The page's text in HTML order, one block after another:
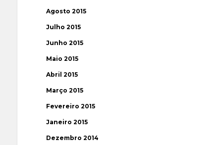
Agosto 2015
Julho 2015
Junho 2015
Maio 2015
Abril 2015
Março 2015
Fevereiro 2015
Janeiro 2015
Dezembro 2014